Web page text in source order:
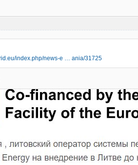
index.php/news-e … ania/31725